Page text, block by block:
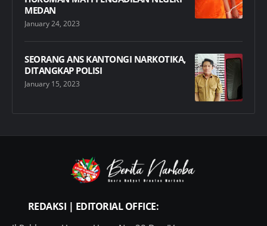
MEDAN
January 24, 2023
SEORANG ANS KANTONGI NARKOTIKA,
DITANGKAP POLISI
January 15, 2023
REDAKSI | EDITORIAL OFFICE: